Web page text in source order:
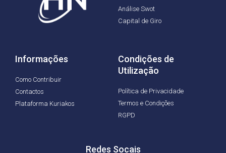
Análise Swot
Capital de Giro
Informações
Como Contribuir
Contactos
Plataforma Kuriakos
Condições de
Utilização
Política de Privacidade
Termos e Condições
RGPD
Redes Socais